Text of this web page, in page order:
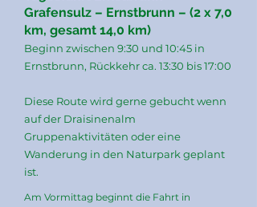
Grafensulz – Ernstbrunn – (2 x 7,0
km, gesamt 14,0 km)
Beginn zwischen 9:30 und 10:45 in
Ernstbrunn, Rückkehr ca. 13:30 bis 17:00
Diese Route wird gerne gebucht wenn
auf der Draisinenalm
Gruppenaktivitäten oder eine
Wanderung in den Naturpark geplant
ist.
Am Vormittag beginnt die Fahrt in